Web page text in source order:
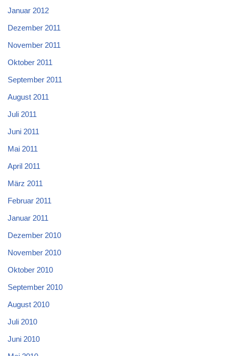
Januar 2012
Dezember 2011
November 2011
Oktober 2011
September 2011
August 2011
Juli 2011
Juni 2011
Mai 2011
April 2011
März 2011
Februar 2011
Januar 2011
Dezember 2010
November 2010
Oktober 2010
September 2010
August 2010
Juli 2010
Juni 2010